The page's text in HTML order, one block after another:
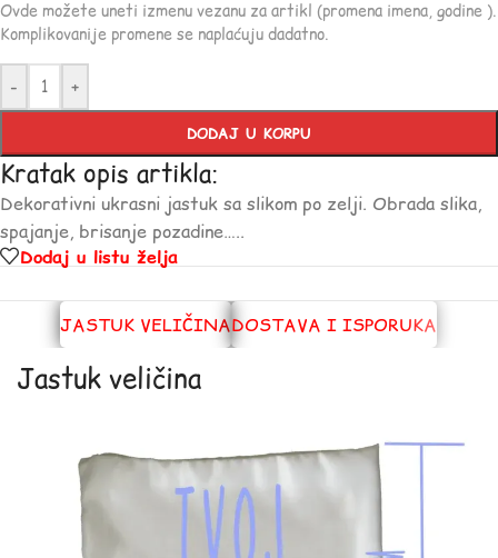
Ovde možete uneti izmenu vezanu za artikl (promena imena, godine ).
Komplikovanije promene se naplaćuju dadatno.
- +
DODAJ U KORPU
Kratak opis artikla:
Dekorativni ukrasni jastuk sa slikom po zelji. Obrada slika,
spajanje, brisanje pozadine…..
Dodaj u listu želja
JASTUK VELIČINADOSTAVA I ISPORUKA
Jastuk veličina